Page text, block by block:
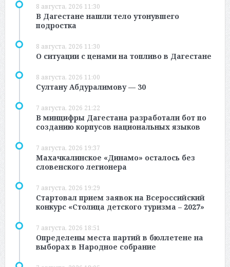
8 августа, 2026 11:30
В Дагестане нашли тело утонувшего
подростка
8 августа, 2026 11:30
О ситуации с ценами на топливо в Дагестане
8 августа, 2026 11:00
Султану Абдуралимову — 30
7 августа, 2026 21:22
В минцифры Дагестана разработали бот по
созданию корпусов национальных языков
7 августа, 2026 19:37
Махачкалинское «Динамо» осталось без
словенского легионера
7 августа, 2026 19:29
Стартовал прием заявок на Всероссийский
конкурс «Столица детского туризма – 2027»
7 августа, 2026 18:51
Определены места партий в бюллетене на
выборах в Народное собрание